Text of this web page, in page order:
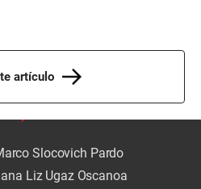
artículo
Slocovich Pardo
Liz Ugaz Oscanoa